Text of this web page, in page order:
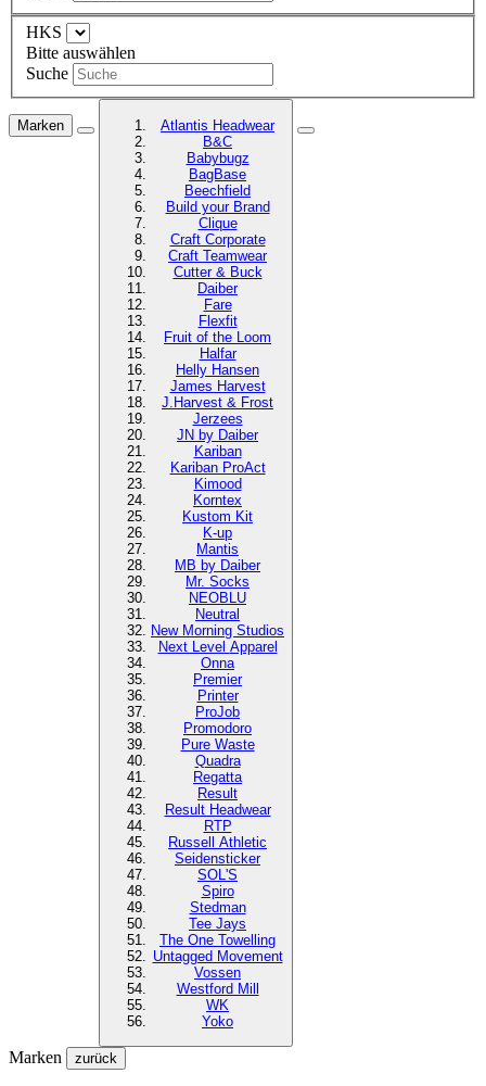
HKS
Bitte auswählen
Suche
Marken
Atlantis Headwear
B&C
Babybugz
BagBase
Beechfield
Build your Brand
Clique
Craft Corporate
Craft Teamwear
Cutter & Buck
Daiber
Fare
Flexfit
Fruit of the Loom
Halfar
Helly Hansen
James Harvest
J.Harvest & Frost
Jerzees
JN by Daiber
Kariban
Kariban ProAct
Kimood
Korntex
Kustom Kit
K-up
Mantis
MB by Daiber
Mr. Socks
NEOBLU
Neutral
New Morning Studios
Next Level Apparel
Onna
Premier
Printer
ProJob
Promodoro
Pure Waste
Quadra
Regatta
Result
Result Headwear
RTP
Russell Athletic
Seidensticker
SOL'S
Spiro
Stedman
Tee Jays
The One Towelling
Untagged Movement
Vossen
Westford Mill
WK
Yoko
Marken zurück